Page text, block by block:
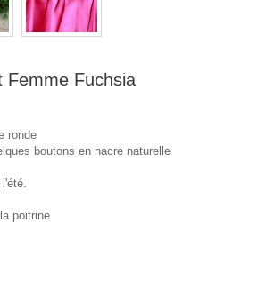
Femme Fuchsia
ronde
boutons en nacre naturelle
poitrine